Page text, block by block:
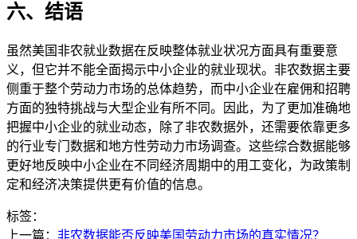
六、结语
虽然美国非农就业数据在反映整体就业状况方面具有重要意
义，但它并不能全面揭示中小企业的就业现状。非农数据主要
侧重于整个劳动力市场的总体趋势，而中小企业在雇佣和招聘
方面的独特挑战与大型企业有所不同。因此，为了更加准确地
把握中小企业的就业动态，除了非农数据外，还需要依靠更多
的行业专门数据和地方性劳动力市场调查。这些综合数据能够
更好地反映中小企业在不同经济周期中的用工变化，为政策制
定和经济决策提供更有价值的信息。
标签：
上一篇： 非农数据能否反映美国劳动力市场的真实情况？